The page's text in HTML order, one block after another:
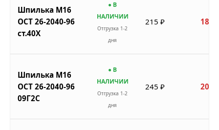
Шпилька М16
ОСТ 26-2040-96
ст.40Х
● В
НАЛИЧИИ
Отгрузка 1-2
дня
215 ₽ 183
Шпилька М16
ОСТ 26-2040-96
09Г2С
● В
НАЛИЧИИ
Отгрузка 1-2
дня
245 ₽ 208